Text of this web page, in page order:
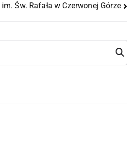
Św. Rafała w Czerwonej Górze
Szuka
j